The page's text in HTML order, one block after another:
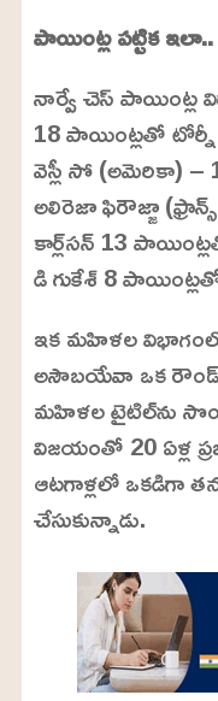
పాయింట్ల పట్టిక ఇలా..
నార్వే చెస్ పాయింట్ల
18 పాయింట్లతో
వెస్లీ సో (అమెరికా) –
అలిరెజా ఫిరౌజ్జా
కార్ల్‌సన్ 13
డి గుకేశ్ 8
ఇక మహిళల
అసౌబయేవా ఒక రౌండ్
మహిళల టైటిల్‌ను
విజయంతో 20 ఏళ్ల
ఆటగాళ్లలో ఒకడిగా
చేసుకున్నాడు.